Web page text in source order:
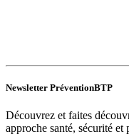
Newsletter PréventionBTP
Découvrez et faites
approche santé, sécurité et